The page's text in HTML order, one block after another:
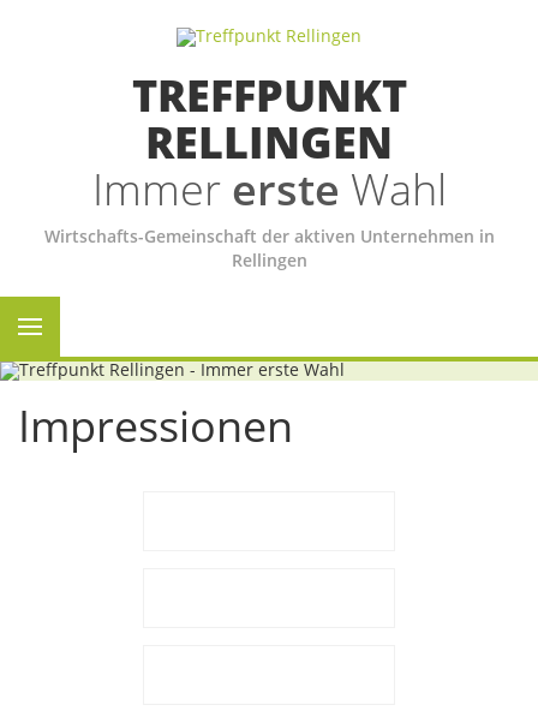
TREFFPUNKT
RELLINGEN
Immer erste Wahl
Wirtschafts-Gemeinschaft der aktiven Unternehmen in
Rellingen
Impressionen